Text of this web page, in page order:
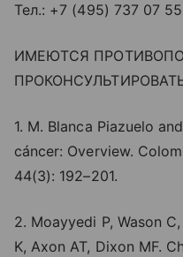
Тел.: +7 (495) 737 07
ИМЕЮТСЯ
1. M. Blanca Piazuelo
cáncer: Overview.
44(3): 192–201.
2. Moayyedi P, Wason
K, Axon AT, Dixon MF.